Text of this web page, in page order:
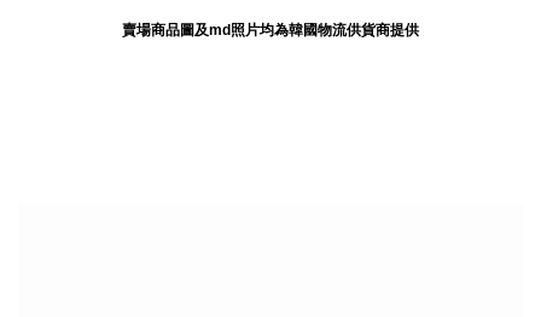
賣場商品圖及md照片均為韓國物流供貨商提供